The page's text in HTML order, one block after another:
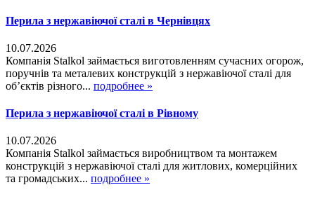
Перила з нержавіючої сталі в Чернівцях
10.07.2026
Компанія Stalkol займається виготовленням сучасних огорож,
поручнів та металевих конструкцій з нержавіючої сталі для
об’єктів різного... подробнее »
Перила з нержавіючої сталі в Рівному
10.07.2026
Компанія Stalkol займається виробництвом та монтажем
конструкцій з нержавіючої сталі для житлових, комерційних
та громадських... подробнее »